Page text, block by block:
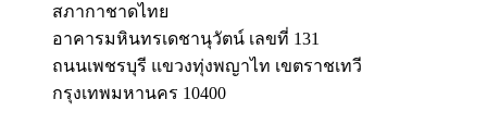
สภากาชาดไทย
อาคารมหินทรเดชานุวัตน์ เลขที่ 131
ถนนเพชรบุรี แขวงทุ่งพญาไท เขตราชเทวี
กรุงเทพมหานคร 10400